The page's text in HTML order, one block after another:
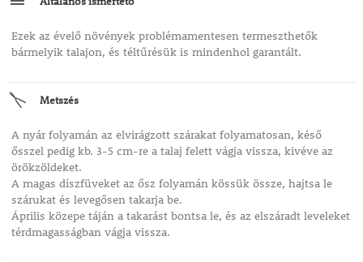
Ezek az évelő növények problémamentesen termeszthetők
bármelyik talajon, és téltűrésük is mindenhol garantált.
Metszés
A nyár folyamán az elvirágzott szárakat folyamatosan, késő
ősszel pedig kb. 3-5 cm-re a talaj felett vágja vissza, kivéve az
örökzöldeket.
A magas díszfüveket az ősz folyamán kössük össze, hajtsa le
szárukat és levegősen takarja be.
Április közepe táján a takarást bontsa le, és az elszáradt leveleket
térdmagasságban vágja vissza.